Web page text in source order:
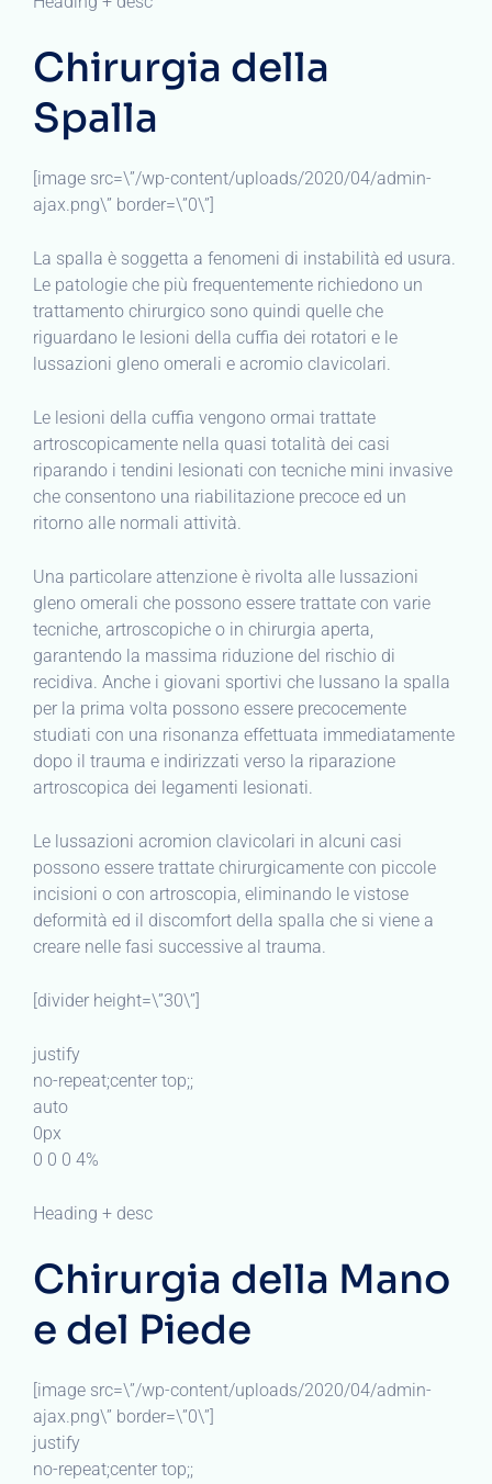
Chirurgia della
Spalla
[image src=\”/wp-content/uploads/2020/04/admin-
ajax.png\” border=\”0\”]
La spalla è soggetta a fenomeni di instabilità ed usura.
Le patologie che più frequentemente richiedono un
trattamento chirurgico sono quindi quelle che
riguardano le lesioni della cuffia dei rotatori e le
lussazioni gleno omerali e acromio clavicolari.
Le lesioni della cuffia vengono ormai trattate
artroscopicamente nella quasi totalità dei casi
riparando i tendini lesionati con tecniche mini invasive
che consentono una riabilitazione precoce ed un
ritorno alle normali attività.
Una particolare attenzione è rivolta alle lussazioni
gleno omerali che possono essere trattate con varie
tecniche, artroscopiche o in chirurgia aperta,
garantendo la massima riduzione del rischio di
recidiva. Anche i giovani sportivi che lussano la spalla
per la prima volta possono essere precocemente
studiati con una risonanza effettuata immediatamente
dopo il trauma e indirizzati verso la riparazione
artroscopica dei legamenti lesionati.
Le lussazioni acromion clavicolari in alcuni casi
possono essere trattate chirurgicamente con piccole
incisioni o con artroscopia, eliminando le vistose
deformità ed il discomfort della spalla che si viene a
creare nelle fasi successive al trauma.
[divider height=\”30\”]
justify
no-repeat;center top;;
auto
0px
0 0 0 4%
Heading + desc
Chirurgia della Mano
e del Piede
[image src=\”/wp-content/uploads/2020/04/admin-
ajax.png\” border=\”0\”]
justify
no-repeat;center top;;